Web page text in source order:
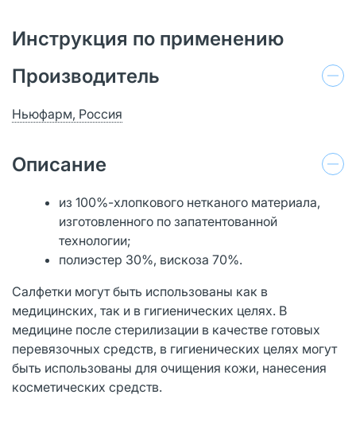
Инструкция по применению
Производитель
Ньюфарм, Россия
Описание
из 100%-хлопкового нетканого материала,
изготовленного по запатентованной
технологии;
полиэстер 30%, вискоза 70%.
Салфетки могут быть использованы как в
медицинских, так и в гигиенических целях. В
медицине после стерилизации в качестве готовых
перевязочных средств, в гигиенических целях могут
быть использованы для очищения кожи, нанесения
косметических средств.